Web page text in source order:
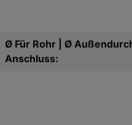
Ø Für Rohr | Ø
Anschluss: